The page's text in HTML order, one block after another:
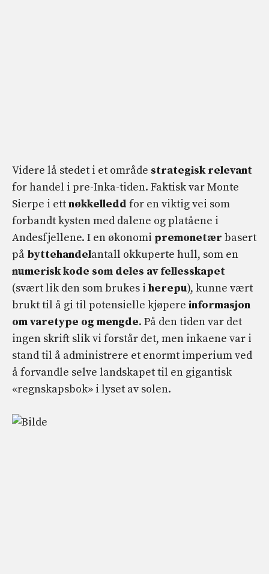
Videre lå stedet i et område strategisk relevant
for handel i pre-Inka-tiden. Faktisk var Monte
Sierpe i ettnøkkelledd for en viktig vei som
forbandt kysten med dalene og platåene i
Andesfjellene. I en økonomi premonetær basert
på byttehandelantall okkuperte hull, som en
numerisk kode som deles av fellesskapet
(svært lik den som brukes i herepu), kunne vært
brukt til å gi til potensielle kjøpere informasjon
om varetype og mengde. På den tiden var det
ingen skrift slik vi forstår det, men inkaene var i
stand til å administrere et enormt imperium ved
å forvandle selve landskapet til en gigantisk
«regnskapsbok» i lyset av solen.